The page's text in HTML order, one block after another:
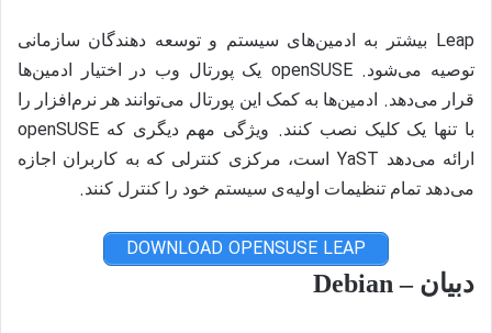
Leap بیشتر به ادمین‌های سیستم و توسعه دهندگان سازمانی
توصیه می‌شود. openSUSE
یک پورتال وب در اختیار ادمین‌ها
قرار می‌دهد. ادمین‌ها به کمک این پورتال می‌توانند هر نرم‌افزار را
با تنها یک کلیک نصب کنند. ویژگی مهم دیگری که openSUSE
ارائه می‌دهد YaST
است، مرکزی کنترلی که به کاربران اجازه
می‌دهد تمام تنظیمات اولیه‌ی سیستم خود را کنترل کنند.
DOWNLOAD OPENSUSE LEAP
دبیان – Debian